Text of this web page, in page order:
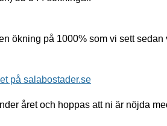
ökning på 1000% som vi sett
på salabostader.se
året och hoppas att ni är nöjda